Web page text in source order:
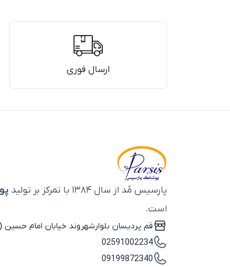
ارسال فوری
پارسیس مُد از سال ۱۳۸۴ با تمرکز بر تولید
است.
قم پردیسان بلوارشهروند خیابان امام
02591002234
09199872340